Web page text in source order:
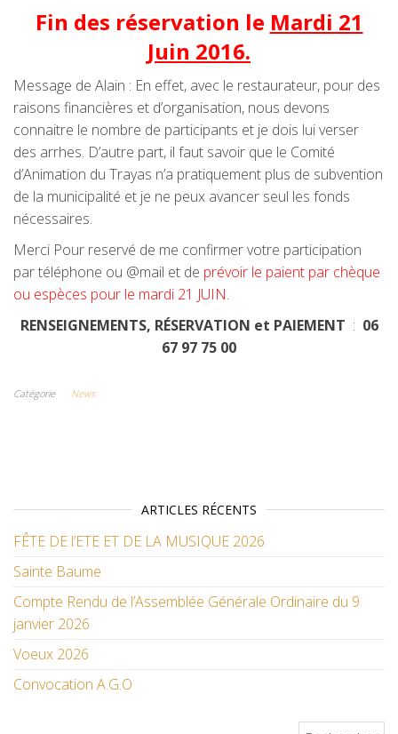
Fin des réservation le Mardi 21
Juin 2016.
Message de Alain : En effet, avec le restaurateur, pour des
raisons financières et d’organisation, nous devons
connaitre le nombre de participants et je dois lui verser
des arrhes. D’autre part, il faut savoir que le Comité
d’Animation du Trayas n’a pratiquement plus de subvention
de la municipalité et je ne peux avancer seul les fonds
nécessaires.
Merci Pour reservé de me confirmer votre participation
par téléphone ou @mail et de prévoir le paient par chèque
ou espèces pour le mardi 21 JUIN.
RENSEIGNEMENTS, RÉSERVATION et PAIEMENT : 06
67 97 75 00
Catégorie News
ARTICLES RÉCENTS
FÊTE DE l’ETE ET DE LA MUSIQUE 2026
Sainte Baume
Compte Rendu de l’Assemblée Générale Ordinaire du 9
janvier 2026
Voeux 2026
Convocation A.G.O